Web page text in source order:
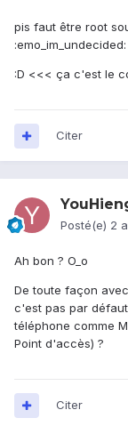
pis faut être root
:emo_im_undecided:
:D <<< ça c'est le
Citer
Posté(e) 2
Ah bon ? O_o
De toute façon
c'est pas par
téléphone comme
Point d'accès) ?
Citer